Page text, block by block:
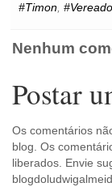
t
#Timon,
Nenhum
Postar
Os comentários
blog. Os
liberados. Envie